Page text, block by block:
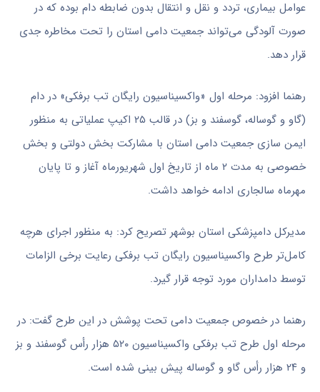
عوامل بیماری، تردد و نقل و انتقال بدون ضابطه دام بوده که در
صورت آلودگی می‌تواند جمعیت دامی استان را تحت مخاطره جدی
قرار دهد.
رهنما افزود: مرحله اول «واکسیناسیون رایگان تب برفکی» در دام
(گاو و گوساله، گوسفند و بز) در قالب ۲۵ اکیپ عملیاتی به منظور
ایمن سازی جمعیت دامی استان با مشارکت بخش دولتی و بخش
خصوصی به مدت ۲ ماه از تاریخ اول شهریورماه آغاز و تا پایان
مهرماه سالجاری ادامه خواهد داشت.
مدیرکل دامپزشکی استان بوشهر تصریح کرد: به منظور اجرای هرچه
کامل‌تر طرح واکسیناسیون رایگان تب برفکی رعایت برخی الزامات
توسط دامداران مورد توجه قرار گیرد.
رهنما در خصوص جمعیت دامی تحت پوشش در این طرح گفت: در
مرحله اول طرح تب برفکی واکسیناسیون ۵۲۰ هزار رأس گوسفند و بز
و ۲۴ هزار رأس گاو و گوساله پیش بینی شده است.